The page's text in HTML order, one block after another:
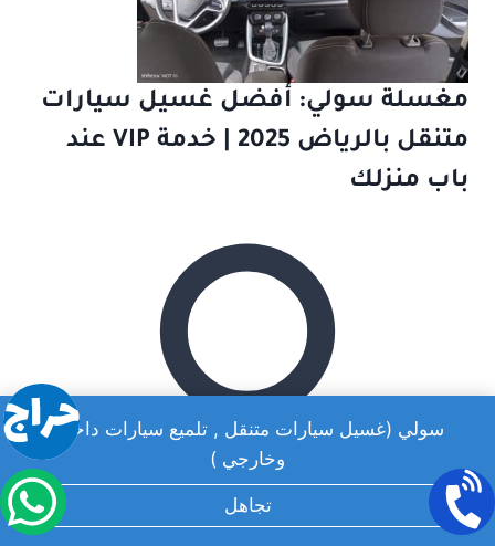
سولي (غسيل سيارات متنقل , تلميع سيارات داخلي
وخارجي )
تجاهل
مغسلة سولي: أفضل غسيل سيارات
متنقل بالرياض 2025 | خدمة VIP عند
باب منزلك